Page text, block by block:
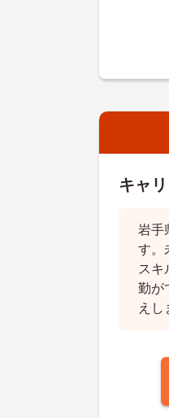
キャ
岩手
す。
スキ
勤が
えし